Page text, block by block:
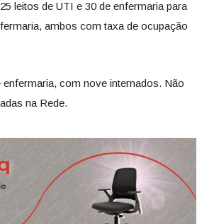
leitos de UTI e 30 de enfermaria para
ambos com taxa de ocupação
com nove internados. Não
na Rede.